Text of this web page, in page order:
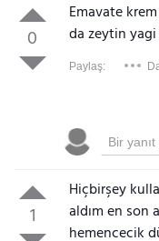
0
Emavate
da zeytin
Paylaş:
1
Hiçbirşey
aldım en son
hemencecik